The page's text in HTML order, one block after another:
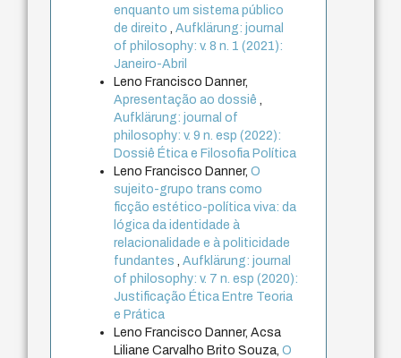
enquanto um sistema público
de direito
,Aufklärung: journal
of philosophy: v. 8 n. 1 (2021):
Janeiro-Abril
Leno Francisco Danner,
Apresentação ao dossiê
Aufklärung: journal of
philosophy: v. 9 n. esp (2022):
Dossiê Ética e Filosofia Política
Leno Francisco Danner,O
sujeito-grupo trans como
ficção estético-política viva: da
lógica da identidade à
relacionalidade e à politicidade
fundantes
,Aufklärung: journal
of philosophy: v. 7 n. esp (2020):
Justificação Ética Entre Teoria
e Prática
Leno Francisco Danner, Acsa
Liliane Carvalho Brito Souza,O